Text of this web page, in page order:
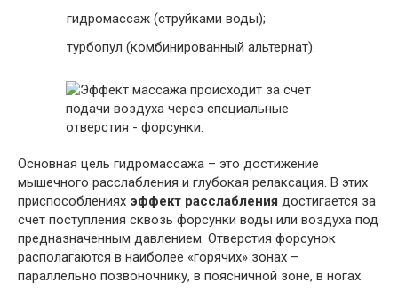
гидромассаж (струйками воды);
турбопул (комбинированный альтернат).
Основная цель гидромассажа – это достижение
мышечного расслабления и глубокая релаксация. В этих
приспособлениях эффект расслабления достигается за
счет поступления сквозь форсунки воды или воздуха под
предназначенным давлением. Отверстия форсунок
располагаются в наиболее «горячих» зонах –
параллельно позвоночнику, в поясничной зоне, в ногах.